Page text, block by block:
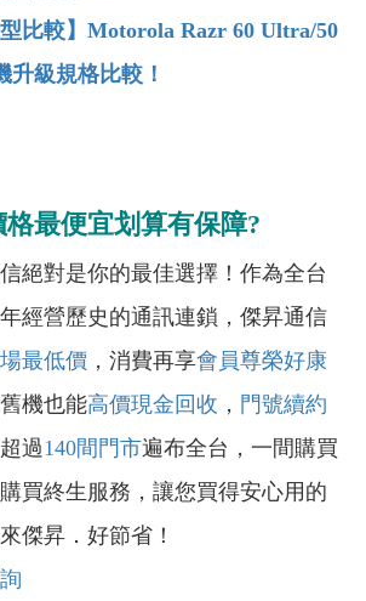
型比較】Motorola Razr 60 Ultra/50
級規格比較！
最便宜划算有保障?
絕對是你的最佳選擇！作為全台
經營歷史的通訊連鎖，傑昇通信
最低價 ，消費再享會員尊榮好康
舊機也能高價現金回收 ， 門號續約
過140間門市遍布全台，一間購買
買終生服務，讓您買得安心用的
傑昇．好節省！